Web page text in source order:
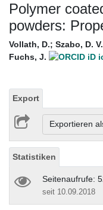
Polymer
powders:
Vollath, D.; Szabo, D. V.
Fuchs, J.
Export
Exportieren
Statistiken
Seitenaufrufe:
seit 10.09.2018